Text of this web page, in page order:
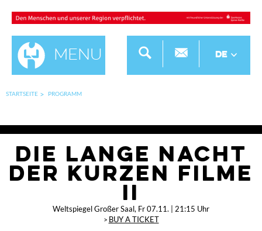
Menu DE
STARTSEITE PROGRAMM
DIE LANGE NACHT
DER KURZEN FILME
Weltspiegel Großer Saal, Fr 07.11. | 21:15 Uhr
BUY A TICKET